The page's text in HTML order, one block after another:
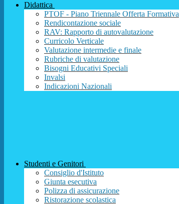
Didattica
PTOF - Piano Triennale Offerta Formativa
Rendicontazione sociale
RAV: Rapporto di autovalutazione
Curricolo Verticale
Valutazione intermedie e finale
Rubriche di valutazione
Bisogni Educativi Speciali
Invalsi
Indicazioni Nazionali
Studenti e Genitori
Consiglio d'Istituto
Giunta esecutiva
Polizza di assicurazione
Ristorazione scolastica